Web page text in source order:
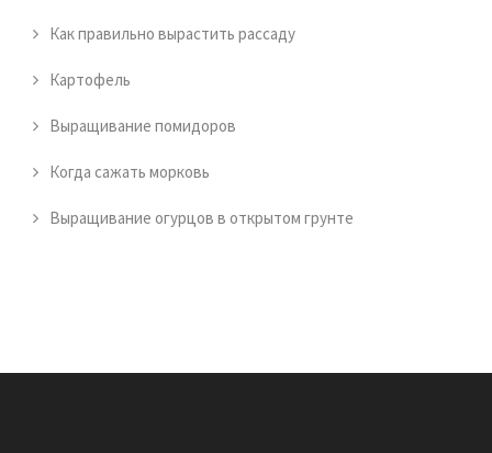
Как правильно вырастить рассаду
Картофель
Выращивание помидоров
Когда сажать морковь
Выращивание огурцов в открытом грунте